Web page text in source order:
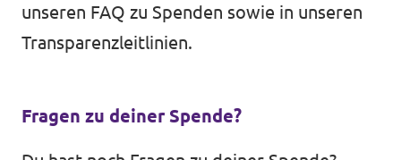
Volt in ganz Europa
unseren FAQ zu Spenden sowie in unseren
Transparenzleitlinien.
Fragen zu deiner Spende?